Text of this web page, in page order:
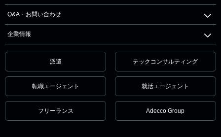
Q&A・お問い合わせ
企業情報
派遣 テックコンサルティング
転職エージェント 就活エージェント
フリーランス Adecco Group